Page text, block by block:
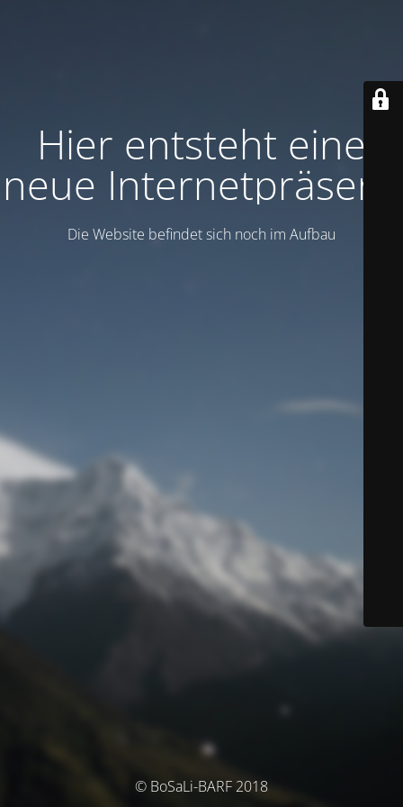
Hier entsteht eine
neue Internetpräsenz
Die Website befindet sich noch im Aufbau
© BoSaLi-BARF 2018